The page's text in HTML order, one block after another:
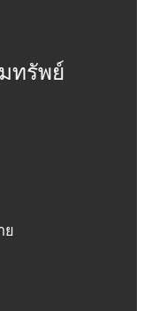
ทรัพย์
ย